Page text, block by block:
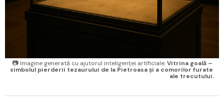
📷 Imagine generată cu ajutorul inteligenței artificiale.Vitrina goală –
simbolul pierderii tezaurului de la Pietroasa și a comorilor furate
ale trecutului.